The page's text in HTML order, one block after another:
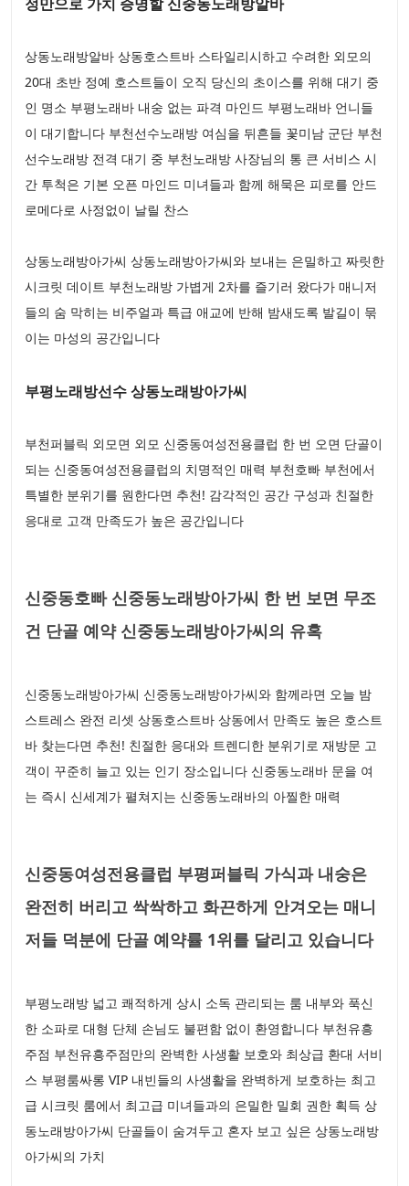
상동노래방알바 상동호스트바 스타일리시하고 수려한 외모의
20대 초반 정예 호스트들이 오직 당신의 초이스를 위해 대기 중
인 명소 부평노래바 내숭 없는 파격 마인드 부평노래바 언니들
이 대기합니다 부천선수노래방 여심을 뒤흔들 꽃미남 군단 부천
선수노래방 전격 대기 중 부천노래방 사장님의 통 큰 서비스 시
간 투척은 기본 오픈 마인드 미녀들과 함께 해묵은 피로를 안드
로메다로 사정없이 날릴 찬스
상동노래방아가씨 상동노래방아가씨와 보내는 은밀하고 짜릿한
시크릿 데이트 부천노래방 가볍게 2차를 즐기러 왔다가 매니저
들의 숨 막히는 비주얼과 특급 애교에 반해 밤새도록 발길이 묶
이는 마성의 공간입니다
부평노래방선수 상동노래방아가씨
부천퍼블릭 외모면 외모 신중동여성전용클럽 한 번 오면 단골이
되는 신중동여성전용클럽의 치명적인 매력 부천호빠 부천에서
특별한 분위기를 원한다면 추천! 감각적인 공간 구성과 친절한
응대로 고객 만족도가 높은 공간입니다
신중동호빠 신중동노래방아가씨 한 번 보면 무조
건 단골 예약 신중동노래방아가씨의 유혹
신중동노래방아가씨 신중동노래방아가씨와 함께라면 오늘 밤
스트레스 완전 리셋 상동호스트바 상동에서 만족도 높은 호스트
바 찾는다면 추천! 친절한 응대와 트렌디한 분위기로 재방문 고
객이 꾸준히 늘고 있는 인기 장소입니다 신중동노래바 문을 여
는 즉시 신세계가 펼쳐지는 신중동노래바의 아찔한 매력
신중동여성전용클럽 부평퍼블릭 가식과 내숭은
완전히 버리고 싹싹하고 화끈하게 안겨오는 매니
저들 덕분에 단골 예약률 1위를 달리고 있습니다
부평노래방 넓고 쾌적하게 상시 소독 관리되는 룸 내부와 푹신
한 소파로 대형 단체 손님도 불편함 없이 환영합니다 부천유흥
주점 부천유흥주점만의 완벽한 사생활 보호와 최상급 환대 서비
스 부평룸싸롱 VIP 내빈들의 사생활을 완벽하게 보호하는 최고
급 시크릿 룸에서 최고급 미녀들과의 은밀한 밀회 권한 획득 상
동노래방아가씨 단골들이 숨겨두고 혼자 보고 싶은 상동노래방
아가씨의 가치